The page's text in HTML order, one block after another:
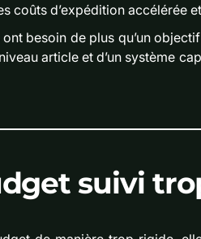
coûts d’expédition accélérée
besoin de plus qu’un
article et d’un système
suivi